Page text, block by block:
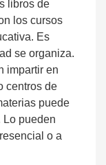
libros de
los cursos
Es
se organiza.
impartir en
centros de
puede
Lo pueden
o a